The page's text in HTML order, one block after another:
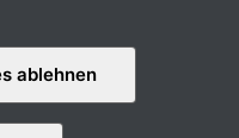
ablehnen